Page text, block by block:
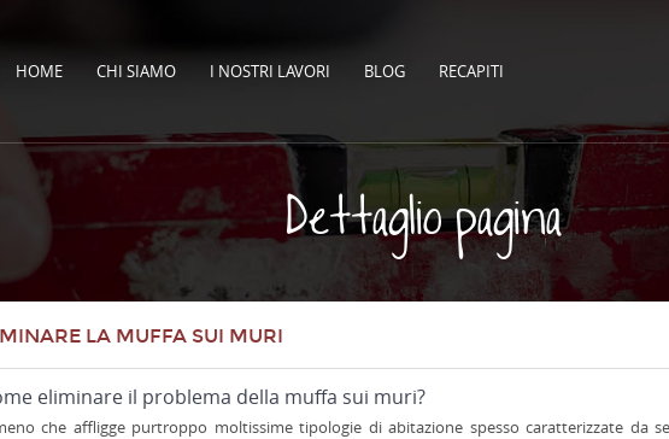
HOME CHI SIAMO I NOSTRI LAVORI BLOG RECAPITI
Dettaglio pagina
LA MUFFA SUI MURI
eliminare il problema della muffa sui muri?
che affligge purtroppo moltissime tipologie di abitazione spesso caratterizzate da